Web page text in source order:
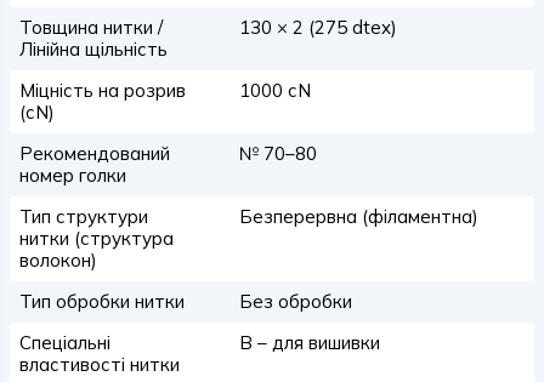
Товщина нитки /
Лінійна щільність
130 × 2 (275 dtex)
Міцність на розрив
(сN)
1000 сN
Рекомендований
номер голки
№ 70–80
Тип структури
нитки (структура
волокон)
Безперервна (філаментна)
Тип обробки нитки
Без обробки
Спеціальні
властивості нитки
B – для вишивки